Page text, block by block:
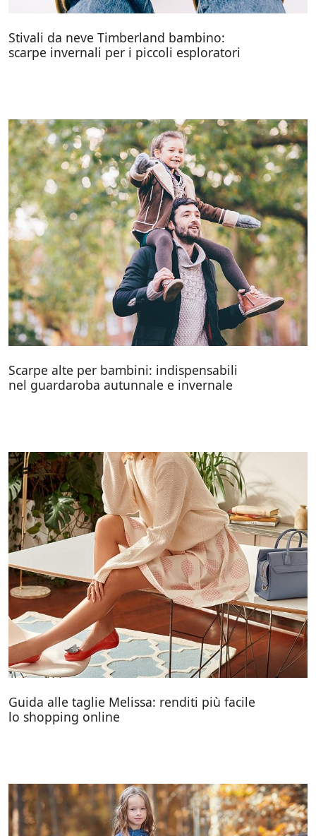
Stivali da neve Timberland bambino:
scarpe invernali per i piccoli esploratori
Scarpe alte per bambini: indispensabili
nel guardaroba autunnale e invernale
Guida alle taglie Melissa: renditi più facile
lo shopping online